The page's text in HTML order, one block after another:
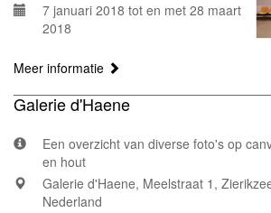
7 januari 2018 tot en met 28 maart
2018
Meer informatie
Galerie d'Haene
Een overzicht van diverse foto's op
en hout
Galerie d'Haene, Meelstraat 1,
Nederland